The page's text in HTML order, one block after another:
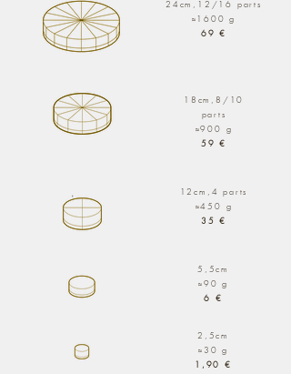
24cm,12/16 parts
≈1600 g
69 €
18 cm,8/10
parts
≈900 g
59 €
12cm,4 parts
≈450 g
35 €
5,5cm
≈90 g
6 €
2,5cm
≈30 g
1,90 €